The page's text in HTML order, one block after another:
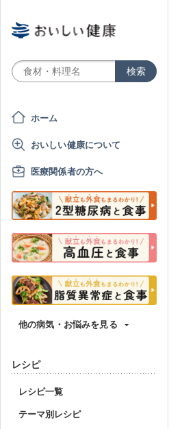
ホーム
おいしい健康について
医療関係者の方へ
他の病気・お悩みを見る
レシピ
レシピ一覧
テーマ別レシピ